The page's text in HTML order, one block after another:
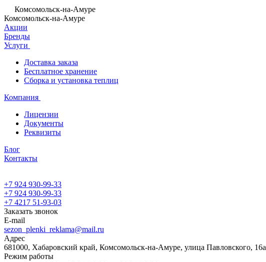
Комсомольск-на-Амуре
Комсомольск-на-Амуре
Акции
Бренды
Услуги
Доставка заказа
Бесплатное хранение
Сборка и установка теплиц
Компания
Лицензии
Документы
Реквизиты
Блог
Контакты
+7 924 930-99-33
+7 924 930-99-33
+7 4217 51-93-03
Заказать звонок
E-mail
sezon_plenki_reklama@mail.ru
Адрес
681000, Хабаровский край, Комсомольск-на-Амуре, улица Павловского, 16а
Режим работы